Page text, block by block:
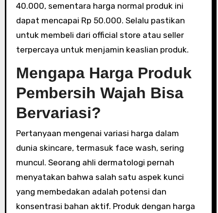
40.000, sementara harga normal produk ini
dapat mencapai Rp 50.000. Selalu pastikan
untuk membeli dari official store atau seller
terpercaya untuk menjamin keaslian produk.
Mengapa Harga Produk
Pembersih Wajah Bisa
Bervariasi?
Pertanyaan mengenai variasi harga dalam
dunia skincare, termasuk face wash, sering
muncul. Seorang ahli dermatologi pernah
menyatakan bahwa salah satu aspek kunci
yang membedakan adalah potensi dan
konsentrasi bahan aktif. Produk dengan harga